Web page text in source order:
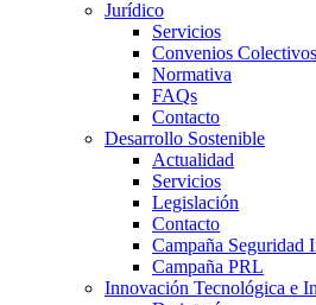
Jurídico
Servicios
Convenios Colectivos
Normativa
FAQs
Contacto
Desarrollo Sostenible
Actualidad
Servicios
Legislación
Contacto
Campaña Seguridad
Campaña PRL
Innovación Tecnológica e